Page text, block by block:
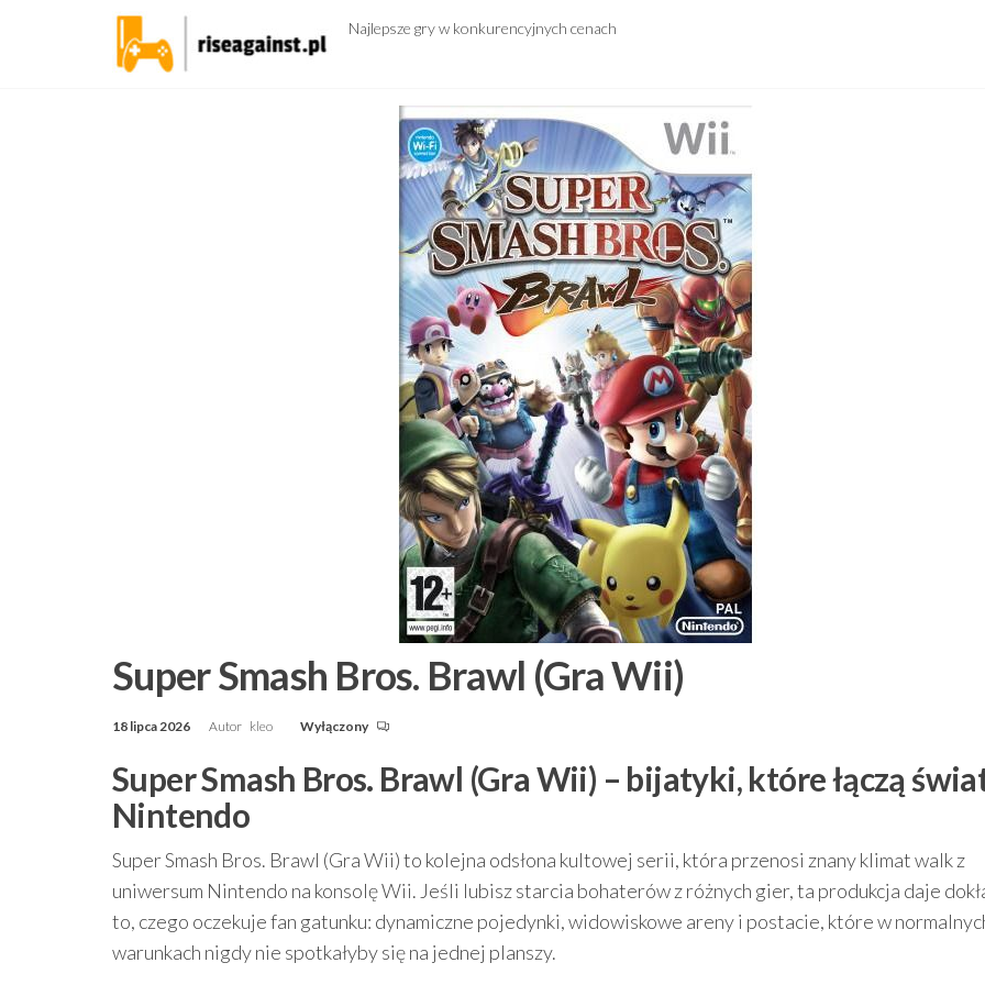
Najlepsze gry w konkurencyjnych cenach
Super Smash Bros. Brawl (Gra Wii)
18 lipca 2026 Autor kleo Wyłączony
Super Smash Bros. Brawl (Gra Wii) – bijatyki, które łączą
Nintendo
Super Smash Bros. Brawl (Gra Wii) to kolejna odsłona kultowej serii, która przenosi znany klimat walk z
uniwersum Nintendo na konsolę Wii. Jeśli lubisz starcia bohaterów z różnych gier, ta produkcja daje
to, czego oczekuje fan gatunku: dynamiczne pojedynki, widowiskowe areny i postacie, które w
warunkach nigdy nie spotkałyby się na jednej planszy.